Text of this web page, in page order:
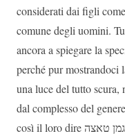
considerati dai figli
comune degli uomini.
ancora a spiegare la
perché pur mostrandoci
una luce del tutto
dal complesso del
così il loro direטאצה